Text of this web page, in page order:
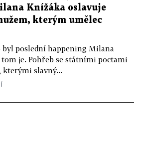
Knížáka oslavuje
kterým umělec
poslední happening Milana
je. Pohřeb se státními poctami
slavný...